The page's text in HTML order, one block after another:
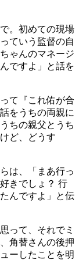
。初めての現場
ていう監督の自
ゃんのマネージ
ですよ」と話を
て『これ佑が合
をうちの両親に
ちの親父とうち
ど、どうす
は、「まあ行っ
きでしょ？ 行
んですよ」と伝
って、それでミ
角替さんの後押
ーしたことを明